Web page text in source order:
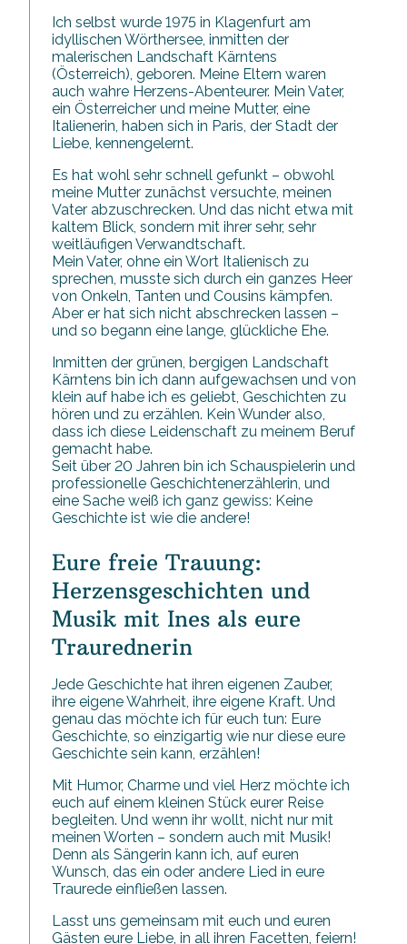
Ich selbst wurde 1975 in Klagenfurt am
idyllischen Wörthersee, inmitten der
malerischen Landschaft Kärntens
(Österreich), geboren. Meine Eltern waren
auch wahre Herzens-Abenteurer. Mein Vater,
ein Österreicher und meine Mutter, eine
Italienerin, haben sich in Paris, der Stadt der
Liebe, kennengelernt.
Es hat wohl sehr schnell gefunkt – obwohl
meine Mutter zunächst versuchte, meinen
Vater abzuschrecken. Und das nicht etwa mit
kaltem Blick, sondern mit ihrer sehr, sehr
weitläufigen Verwandtschaft.
Mein Vater, ohne ein Wort Italienisch zu
sprechen, musste sich durch ein ganzes Heer
von Onkeln, Tanten und Cousins kämpfen.
Aber er hat sich nicht abschrecken lassen –
und so begann eine lange, glückliche Ehe.
Inmitten der grünen, bergigen Landschaft
Kärntens bin ich dann aufgewachsen und von
klein auf habe ich es geliebt, Geschichten zu
hören und zu erzählen. Kein Wunder also,
dass ich diese Leidenschaft zu meinem Beruf
gemacht habe.
Seit über 20 Jahren bin ich Schauspielerin und
professionelle Geschichtenerzählerin, und
eine Sache weiß ich ganz gewiss: Keine
Geschichte ist wie die andere!
Eure freie Trauung:
Herzensgeschichten und
Musik mit Ines als eure
Traurednerin
Jede Geschichte hat ihren eigenen Zauber,
ihre eigene Wahrheit, ihre eigene Kraft. Und
genau das möchte ich für euch tun: Eure
Geschichte, so einzigartig wie nur diese eure
Geschichte sein kann, erzählen!
Mit Humor, Charme und viel Herz möchte ich
euch auf einem kleinen Stück eurer Reise
begleiten. Und wenn ihr wollt, nicht nur mit
meinen Worten – sondern auch mit Musik!
Denn als Sängerin kann ich, auf euren
Wunsch, das ein oder andere Lied in eure
Traurede einfließen lassen.
Lasst uns gemeinsam mit euch und euren
Gästen eure Liebe, in all ihren Facetten, feiern!